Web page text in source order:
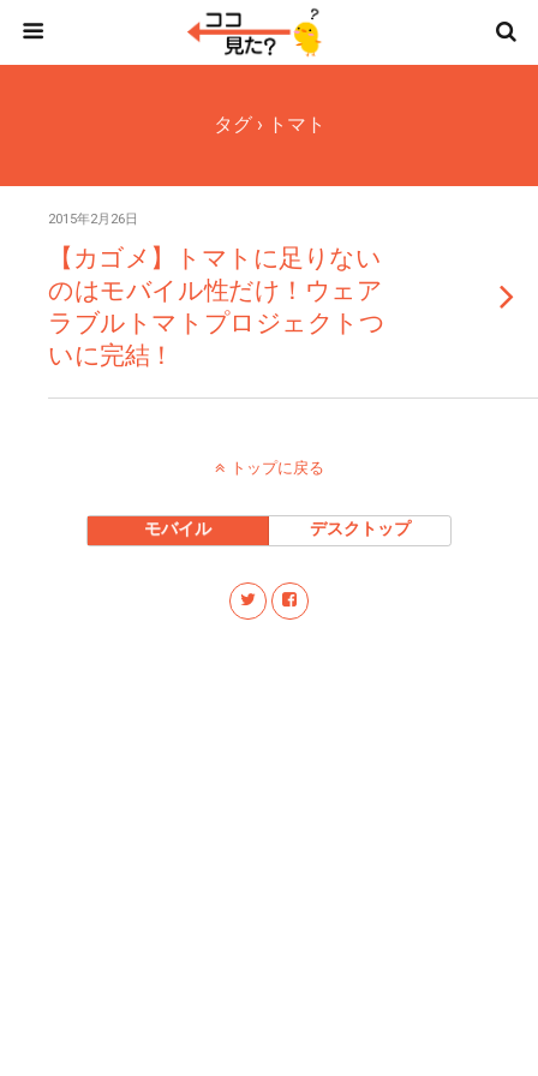
タグ › トマト
2015年2月26日
【カゴメ】トマトに足りない
のはモバイル性だけ！ウェア
ラブルトマトプロジェクトつ
いに完結！
トップに戻る
モバイル デスクトップ